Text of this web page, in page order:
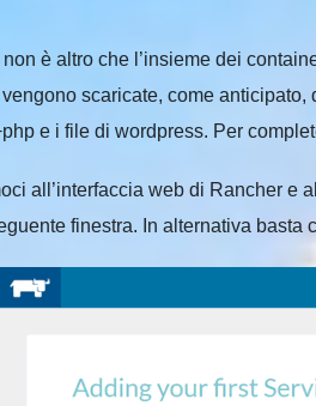
è altro che l’insieme dei
scaricate, come anticipato,
e i file di wordpress. Per
all’interfaccia web di Rancher e
finestra. In alternativa basta